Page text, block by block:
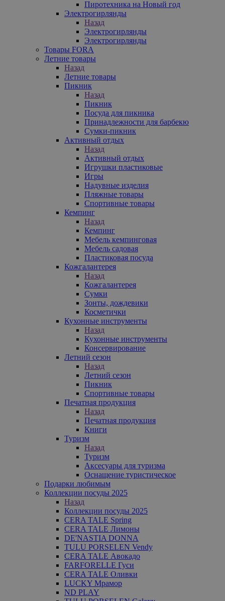
Пиротехника на Новый год
Электрогирлянды
Назад
Электрогирлянды
Электрогирлянды
Товары FORA
Летние товары
Назад
Летние товары
Пикник
Назад
Пикник
Посуда для пикника
Принадлежности для барбекю
Сумки-пикник
Активный отдых
Назад
Активный отдых
Игрушки пластиковые
Игры
Надувные изделия
Пляжные товары
Спортивные товары
Кемпинг
Назад
Кемпинг
Мебель кемпинговая
Мебель садовая
Пластиковая посуда
Кожгалантерея
Назад
Кожгалантерея
Сумки
Зонты, дождевики
Косметички
Кухонные инструменты
Назад
Кухонные инструменты
Консервирование
Летний сезон
Назад
Летний сезон
Пикник
Спортивные товары
Печатная продукция
Назад
Печатная продукция
Книги
Туризм
Назад
Туризм
Аксесуары для туризма
Оснащение туристическое
Подарки любимым
Коллекции посуды 2025
Назад
Коллекции посуды 2025
CERA TALE Spring
CERA TALE Лимоны
DE'NASTIA DONNA
TULU PORSELEN Vendy
CERA TALE Авокадо
FARFORELLE Гуси
CERA TALE Оливки
LUCKY Мрамор
ND PLAY